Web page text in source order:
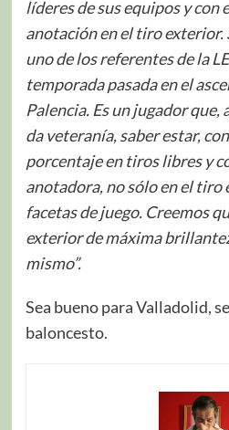
líderes de sus equipos y con
anotación en el tiro exterior.
uno de los referentes de la
temporada pasada en el
Palencia. Es un jugador que,
da veteranía, saber estar,
porcentaje en tiros libres y
anotadora, no sólo en el tiro
facetas de juego. Creemos
exterior de máxima
mismo”.
Sea bueno para Valladolid,
baloncesto.